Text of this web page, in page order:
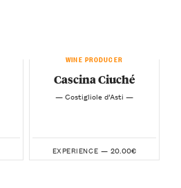
WINE PRODUCER
Cascina Ciuché
— Costigliole d’Asti —
EXPERIENCE — 20.00€